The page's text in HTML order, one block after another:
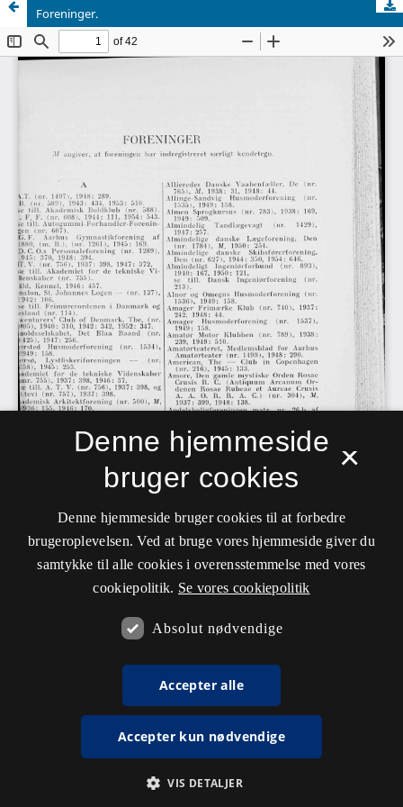
Foreninger.
×
Denne hjemmeside
bruger cookies
Denne hjemmeside bruger cookies til at forbedre
brugeroplevelsen. Ved at bruge vores hjemmeside giver du
samtykke til alle cookies i overensstemmelse med vores
cookiepolitik. Se vores cookiepolitik
Absolut nødvendige
Accepter alle
Accepter kun nødvendige
VIS DETALJER